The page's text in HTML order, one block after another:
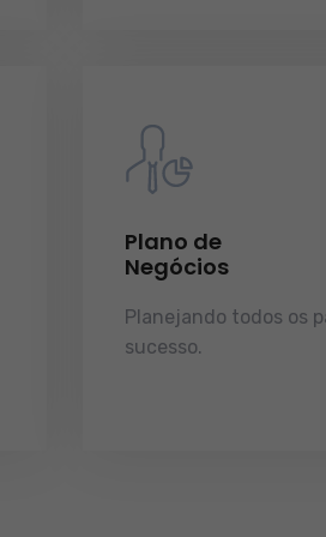
Plano de
Negócios
Planejando todos os
sucesso.